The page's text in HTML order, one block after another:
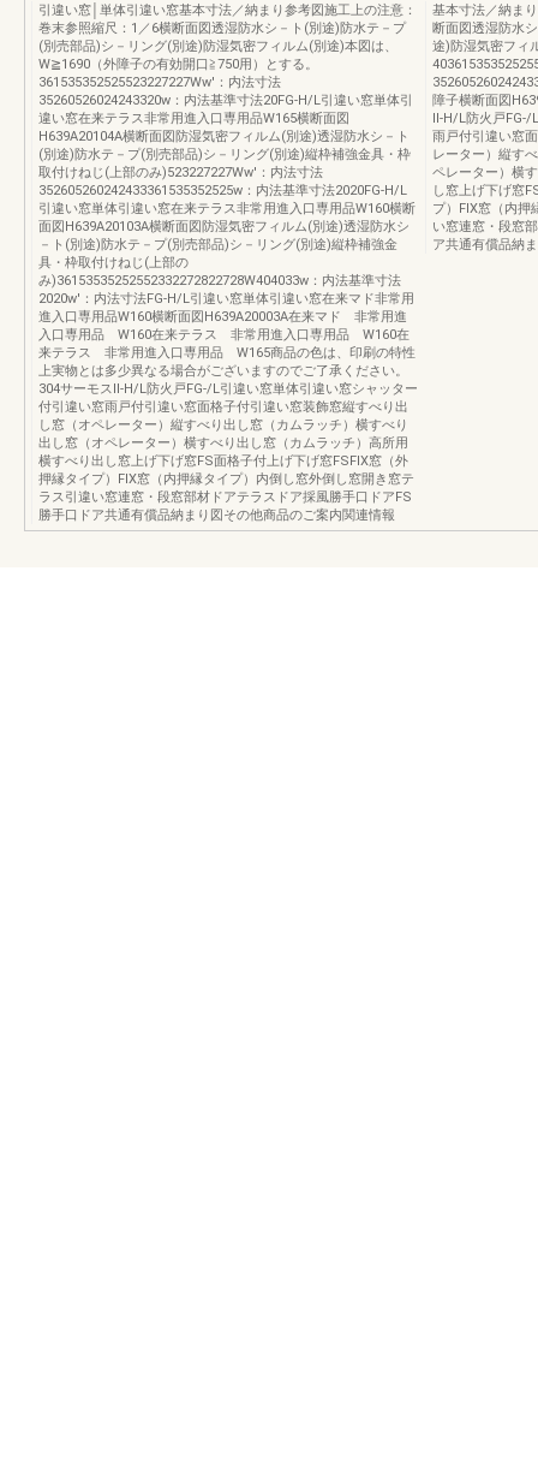
引違い窓│単体引違い窓基本寸法／納まり参考図施工上の注意：
巻末参照縮尺：1／6横断面図透湿防水シ－ト(別途)防水テ－プ
(別売部品)シ－リング(別途)防湿気密フィルム(別途)本図は、
W≧1690（外障子の有効開口≧750用）とする。
361535352525523227227Ww'：内法寸法
35260526024243320w：内法基準寸法20FG-H/L引違い窓単体引
違い窓在来テラス非常用進入口専用品W165横断面図
H639A20104A横断面図防湿気密フィルム(別途)透湿防水シ－ト
(別途)防水テ－プ(別売部品)シ－リング(別途)縦枠補強金具・枠
取付けねじ(上部のみ)523227227Ww'：内法寸法
352605260242433361535352525w：内法基準寸法2020FG-H/L
引違い窓単体引違い窓在来テラス非常用進入口専用品W160横断
面図H639A20103A横断面図防湿気密フィルム(別途)透湿防水シ
－ト(別途)防水テ－プ(別売部品)シ－リング(別途)縦枠補強金
具・枠取付けねじ(上部の
み)36153535252552332272822728W404033w：内法基準寸法
2020w'：内法寸法FG-H/L引違い窓単体引違い窓在来マド非常用
進入口専用品W160横断面図H639A20003A在来マド 非常用進
入口専用品 W160在来テラス 非常用進入口専用品 W160在
来テラス 非常用進入口専用品 W165商品の色は、印刷の特性
上実物とは多少異なる場合がございますのでご了承ください。
304サーモスⅡ-H/L防火戸FG-/L引違い窓単体引違い窓シャッター
付引違い窓雨戸付引違い窓面格子付引違い窓装飾窓縦すべり出
し窓（オペレーター）縦すべり出し窓（カムラッチ）横すべり
出し窓（オペレーター）横すべり出し窓（カムラッチ）高所用
横すべり出し窓上げ下げ窓FS面格子付上げ下げ窓FSFIX窓（外
押縁タイプ）FIX窓（内押縁タイプ）内倒し窓外倒し窓開き窓テ
ラス引違い窓連窓・段窓部材ドアテラスドア採風勝手口ドアFS
勝手口ドア共通有償品納まり図その他商品のご案内関連情報
基本寸法／納ま
断面図透湿防水
途)防湿気密フィ
障子横断面図
Ⅱ-H/L防火戸FG-/
雨戸付引違い窓
レーター）縦す
ペレーター）横
し窓上げ下げ窓
プ）FIX窓（内押
い窓連窓・段窓
ア共通有償品納